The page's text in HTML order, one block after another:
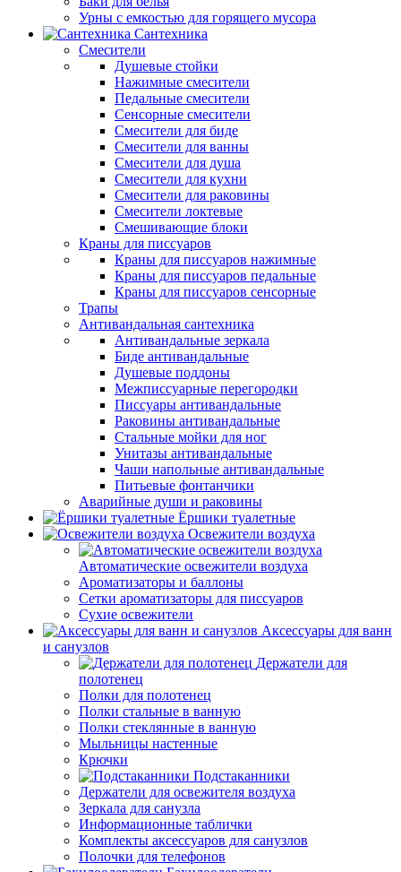
Урны с емкостью для горящего мусора
Сантехника
Смесители
Душевые стойки
Нажимные смесители
Педальные смесители
Сенсорные смесители
Смесители для биде
Смесители для ванны
Смесители для душа
Смесители для кухни
Смесители для раковины
Смесители локтевые
Смешивающие блоки
Краны для писсуаров
Краны для писсуаров нажимные
Краны для писсуаров педальные
Краны для писсуаров сенсорные
Трапы
Антивандальная сантехника
Антивандальные зеркала
Биде антивандальные
Душевые поддоны
Межписсуарные перегородки
Писсуары антивандальные
Раковины антивандальные
Стальные мойки для ног
Унитазы антивандальные
Чаши напольные антивандальные
Питьевые фонтанчики
Аварийные души и раковины
Ёршики туалетные
Освежители воздуха
Автоматические освежители воздуха
Ароматизаторы и баллоны
Сетки ароматизаторы для писсуаров
Сухие освежители
Аксессуары для ванн
и санузлов
Держатели для
полотенец
Полки для полотенец
Полки стальные в ванную
Полки стеклянные в ванную
Мыльницы настенные
Крючки
Подстаканники
Держатели для освежителя воздуха
Зеркала для санузла
Информационные таблички
Комплекты аксессуаров для санузлов
Полочки для телефонов